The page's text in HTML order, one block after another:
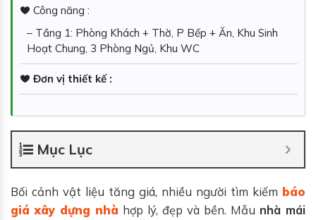
Công năng :
– Tầng 1: Phòng Khách + Thờ, P Bếp + Ăn, Khu Sinh
Hoạt Chung, 3 Phòng Ngủ, Khu WC
Đơn vị thiết kế :
Mục Lục
Bối cảnh vật liệu tăng giá, nhiều người tìm kiếm báo
giá xây dựng nhà hợp lý, đẹp và bền. Mẫu nhà mái